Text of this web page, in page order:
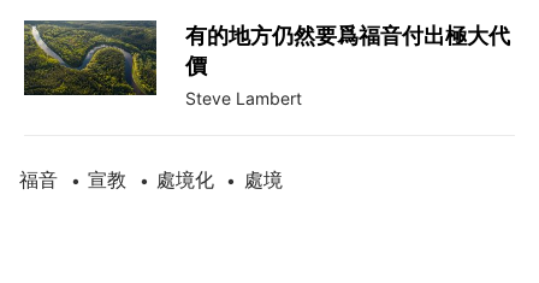
有的地方仍然要爲福音付出極大代
價
Steve Lambert
福音 • 宣教 • 處境化 • 處境